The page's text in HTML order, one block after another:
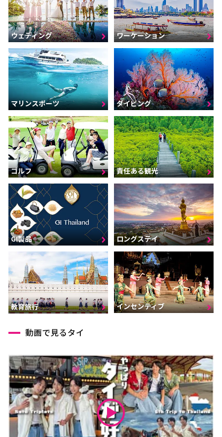
ウェディング ワーケーション
マリンスポーツ ダイビング
ゴルフ 責任ある観光
GI製品 ロングステイ
教育旅行 インセンティブ
動画で見るタイ